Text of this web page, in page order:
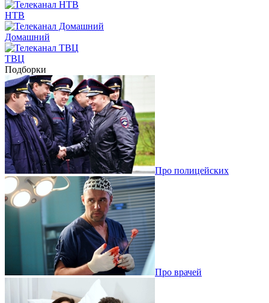
НТВ
Домашний
ТВЦ
Подборки
Про полицейских
Про врачей